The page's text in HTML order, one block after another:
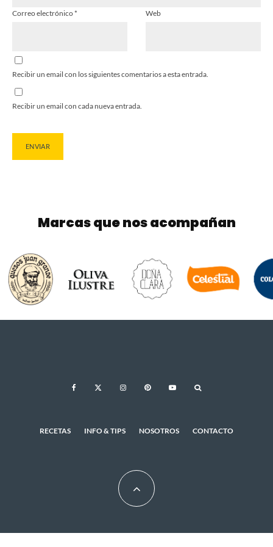
Correo electrónico* Web
Recibir un email con los siguientes comentarios a esta entrada.
Recibir un email con cada nueva entrada.
Marcas que nos acompañan
RECETAS INFO & TIPS NOSOTROS CONTACTO